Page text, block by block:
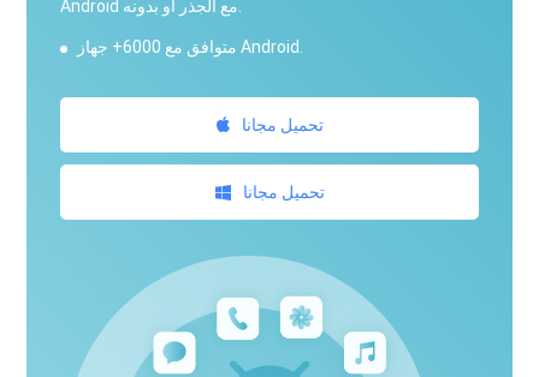
متوافق مع 6000+ جهاز Android.
تحميل مجانا
تحميل مجانا